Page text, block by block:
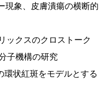
、皮膚潰瘍の横断的
スのクロストーク
機構の研究
状紅斑をモデルとする